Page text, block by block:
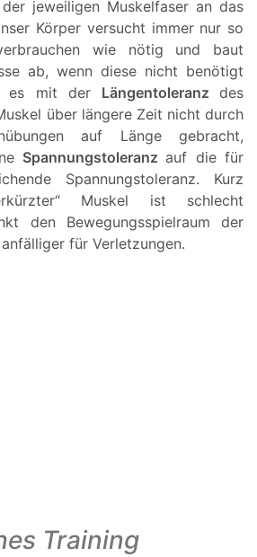
jeweiligen Muskelfaser an das
Körper versucht immer nur so
wie nötig und baut
ab, wenn diese nicht benötigt
es mit der Längentoleranzdes
über längere Zeit nicht durch
auf Länge gebracht,
Spannungstoleranz auf die für
Spannungstoleranz. Kurz
Muskel ist schlecht
den Bewegungsspielraum der
für Verletzungen.
Training